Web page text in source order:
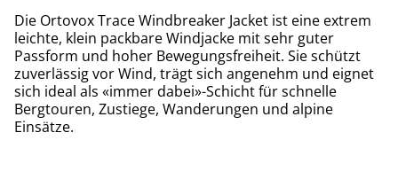
Die Ortovox Trace Windbreaker Jacket ist eine extrem
leichte, klein packbare Windjacke mit sehr guter
Passform und hoher Bewegungsfreiheit. Sie schützt
zuverlässig vor Wind, trägt sich angenehm und eignet
sich ideal als «immer dabei»-Schicht für schnelle
Bergtouren, Zustiege, Wanderungen und alpine
Einsätze.